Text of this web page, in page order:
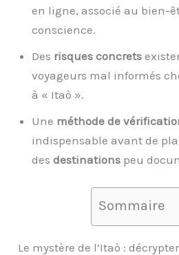
en ligne, associé au bien-
conscience.
Des risques concrets
voyageurs mal informés
à « Itaò ».
Une méthode de
indispensable avant de
desdestinations peu
Sommaire
Le mystère de l’Itaò :